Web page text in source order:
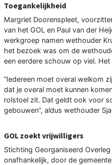
Toegankelijkheid
Margriet Doorenspleet,
van het GOL en Paul van der
werkgroep namen wethouder
het bezoek was om de
een eerdere schouw op viel. Het
“Iedereen moet overal welkom
dat je overal moet kunnen
rolstoel zit. Dat geldt ook voor
gebouwen”, aldus wethouder
GOL zoekt vrijwilligers
Stichting Georganiseerd
onafhankelijk, door de